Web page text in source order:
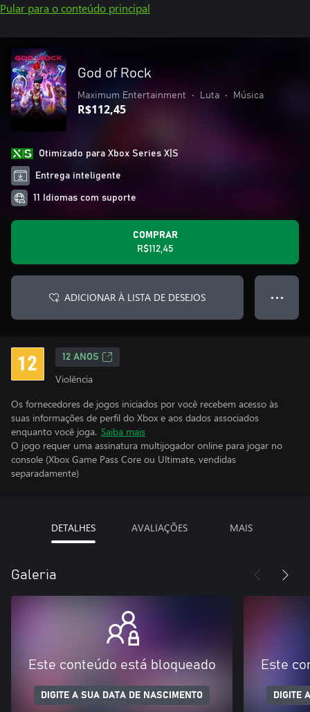
Pular para o conteúdo principal
God of Rock
Maximum Entertainment • Luta • Música
R$112,45
Otimizado para Xbox Series X|S
Entrega inteligente
11 Idiomas com suporte
COMPRAR
R$112,45
ADICIONAR À LISTA DE DESEJOS ● ● ●
12 ANOS
Violência
Os fornecedores de jogos iniciados por você recebem acesso às
suas informações de perfil do Xbox e aos dados associados
enquanto você joga. Saiba mais
O jogo requer uma assinatura multijogador online para jogar no
console (Xbox Game Pass Core ou Ultimate, vendidas
separadamente)
DETALHES AVALIAÇÕES MAIS
Galeria
Este conteúdo está bloqueado
DIGITE A SUA DATA DE NASCIMENTO
Este
DIGITE